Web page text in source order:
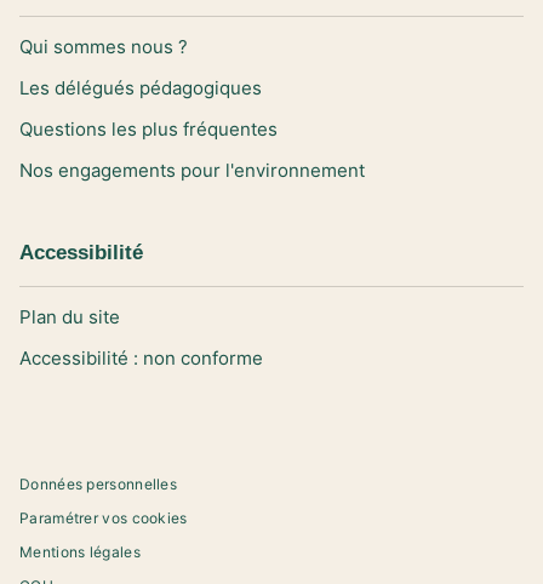
Qui sommes nous ?
Les délégués pédagogiques
Questions les plus fréquentes
Nos engagements pour l'environnement
Accessibilité
Plan du site
Accessibilité : non conforme
Données personnelles
Paramétrer vos cookies
Mentions légales